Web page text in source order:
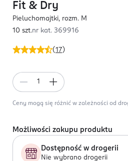
(17)
Fit & Dry
Pieluchomajtki, rozm. M
10 szt.nr kat. 369916
Ceny mogą się różnić w zależności od
Możliwości zakupu produktu
Dostępność w drogerii
Nie wybrano drogerii